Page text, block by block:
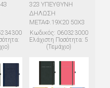
323 ΥΠΕΥΘΥΝΗ
ΔΗΛΩΣΗ
ΜΕΤΑΦ.19Χ20 50Χ3
Κωδικός: 060323000
Ελάχιστη Ποσότητα: 5
(Τεμάχιο)